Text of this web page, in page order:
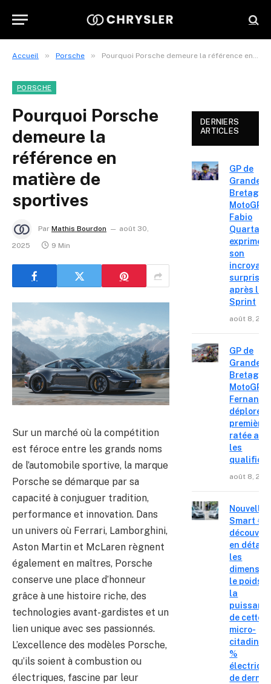
Accueil » Porsche » Pourquoi Porsche demeure la référence en matière de sportives
PORSCHE
Pourquoi Porsche
demeure la
référence en
matière de
sportives
Par Mathis Bourdon
août 30,
2025
9 Min
Sur un marché où la compétition
est féroce entre les grands noms
de l’automobile sportive, la marque
Porsche se démarque par sa
capacité à conjuguer tradition,
performance et innovation. Dans
un univers où Ferrari, Lamborghini,
Aston Martin et McLaren règnent
également en maîtres, Porsche
conserve une place d’honneur
grâce à une histoire riche, des
technologies avant-gardistes et un
lien unique avec ses passionnés.
L’excellence des modèles Porsche,
qu’ils soient à combustion ou
électriques, fascine par leur
DERNIERS
ARTICLES
GP de
Grande-
Bretagne
MotoGP :
Fabio
exprime
son
surprise
après le
Sprint
août 8,
GP de
Grande-
Bretagne
MotoGP :
déplore
première
ratée
les
août 8,
Nouvelle
Smart #2
en détail
les
le poids
la
de cette
micro-
citadine
%
de